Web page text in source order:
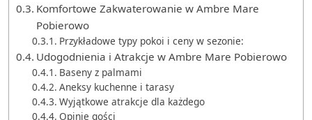
Komfortowe Zakwaterowanie w Ambre Mare
Pobierowo
Przykładowe typy pokoi i ceny w sezonie:
Udogodnienia i Atrakcje w Ambre Mare Pobierowo
Baseny z palmami
Aneksy kuchenne i tarasy
Wyjątkowe atrakcje dla każdego
Opinie gości